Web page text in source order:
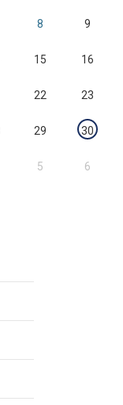
8 9
15 16
22 23
29 30
5 6